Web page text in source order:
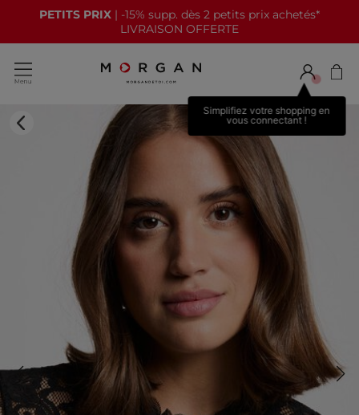
PETITS PRIX | -15% supp. dès 2 petits prix achetés*
LIVRAISON OFFERTE
Simplifiez votre shopping en
vous connectant !